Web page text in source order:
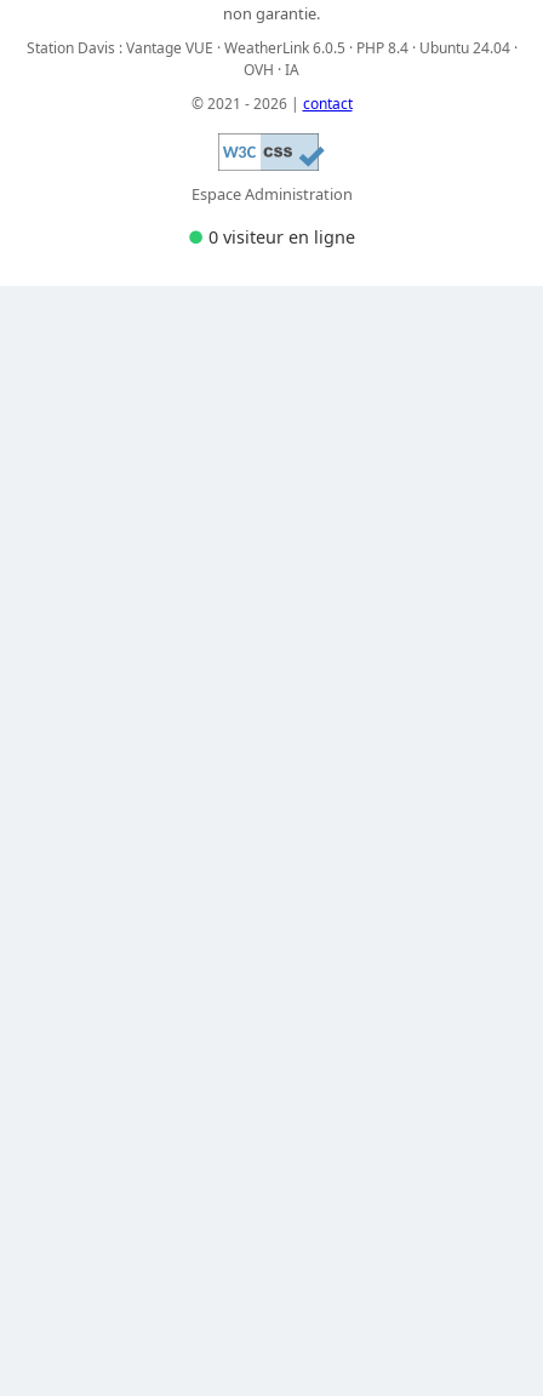
non garantie.
Station Davis : Vantage VUE · WeatherLink 6.0.5 · PHP 8.4 · Ubuntu 24.04 ·
OVH · IA
© 2021 - 2026 | contact
Espace Administration
● 0 visiteur en ligne